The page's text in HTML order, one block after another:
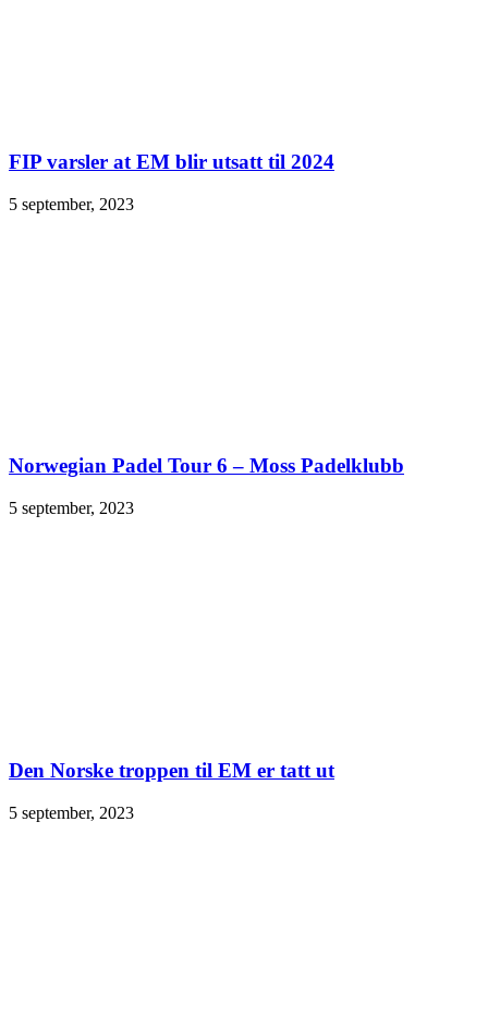
FIP varsler at EM blir utsatt til 2024
5 september, 2023
Norwegian Padel Tour 6 – Moss Padelklubb
5 september, 2023
Den Norske troppen til EM er tatt ut
5 september, 2023